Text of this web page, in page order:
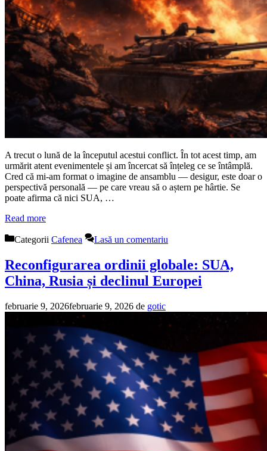
A trecut o lună de la începutul acestui conflict. În tot acest timp, am
urmărit atent evenimentele și am încercat să înțeleg ce se întâmplă.
Cred că mi-am format o imagine de ansamblu — desigur, este doar o
perspectivă personală — pe care vreau să o aștern pe hârtie. Se
poate afirma că nici SUA, …
Read more
Categorii Cafenea Lasă un comentariu
Reconfigurarea ordinii globale: SUA,
China, Rusia și declinul Europei
februarie 9, 2026februarie 9, 2026 de gotic